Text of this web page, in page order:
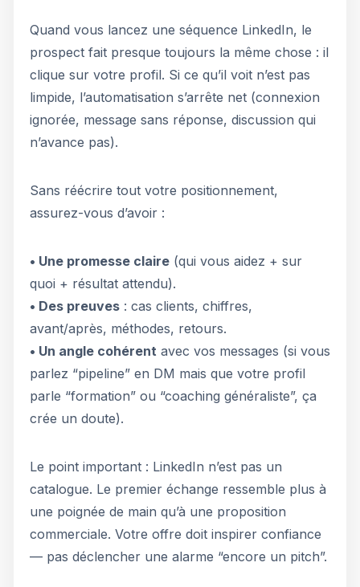
Quand vous lancez une séquence LinkedIn, le
prospect fait presque toujours la même chose : il
clique sur votre profil. Si ce qu’il voit n’est pas
limpide, l’automatisation s’arrête net (connexion
ignorée, message sans réponse, discussion qui
n’avance pas).
Sans réécrire tout votre positionnement,
assurez-vous d’avoir :
• Une promesse claire (qui vous aidez + sur
quoi + résultat attendu).
• Des preuves : cas clients, chiffres,
avant/après, méthodes, retours.
• Un angle cohérent avec vos messages (si vous
parlez “pipeline” en DM mais que votre profil
parle “formation” ou “coaching généraliste”, ça
crée un doute).
Le point important : LinkedIn n’est pas un
catalogue. Le premier échange ressemble plus à
une poignée de main qu’à une proposition
commerciale. Votre offre doit inspirer confiance
— pas déclencher une alarme “encore un pitch”.